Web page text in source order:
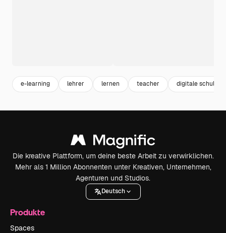
e-learning lehrer lernen teacher digitale schule
Die kreative Plattform, um deine beste Arbeit zu verwirklichen.
Mehr als 1 Million Abonnenten unter Kreativen, Unternehmen,
Agenturen und Studios.
Deutsch
Produkte
Spaces